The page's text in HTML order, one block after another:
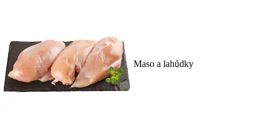
Maso a lahůdky